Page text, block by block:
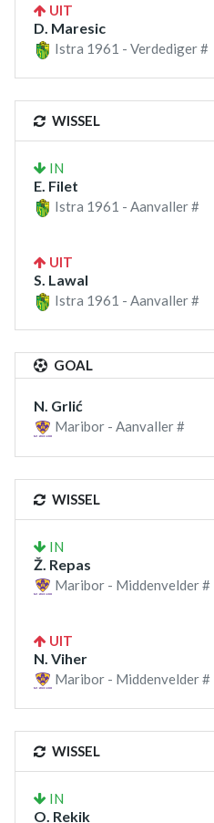
UIT
D. Maresic
Istra 1961 - Verdediger #
WISSEL
IN
E. Filet
Istra 1961 - Aanvaller #
UIT
S. Lawal
Istra 1961 - Aanvaller #
GOAL
N. Grlić
Maribor - Aanvaller #
WISSEL
IN
Ž. Repas
Maribor - Middenvelder #
UIT
N. Viher
Maribor - Middenvelder #
WISSEL
IN
O. Rekik